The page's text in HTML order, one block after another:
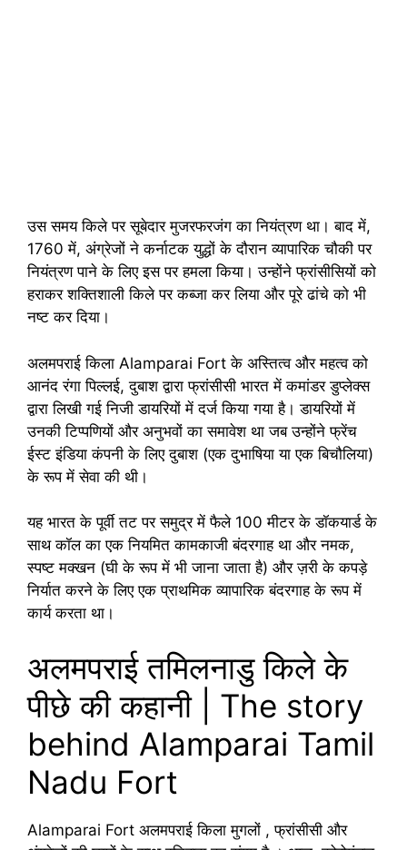
उस समय किले पर सूबेदार मुजरफरजंग का नियंत्रण था। बाद में,
1760 में, अंग्रेजों ने कर्नाटक युद्धों के दौरान व्यापारिक चौकी पर
नियंत्रण पाने के लिए इस पर हमला किया। उन्होंने फ्रांसीसियों को
हराकर शक्तिशाली किले पर कब्जा कर लिया और पूरे ढांचे को भी
नष्ट कर दिया।
अलमपराई किला Alamparai Fort के अस्तित्व और महत्व को
आनंद रंगा पिल्लई, दुबाश द्वारा फ्रांसीसी भारत में कमांडर डुप्लेक्स
द्वारा लिखी गई निजी डायरियों में दर्ज किया गया है। डायरियों में
उनकी टिप्पणियों और अनुभवों का समावेश था जब उन्होंने फ्रेंच
ईस्ट इंडिया कंपनी के लिए दुबाश (एक दुभाषिया या एक बिचौलिया)
के रूप में सेवा की थी।
यह भारत के पूर्वी तट पर समुद्र में फैले 100 मीटर के डॉकयार्ड के
साथ कॉल का एक नियमित कामकाजी बंदरगाह था और नमक,
स्पष्ट मक्खन (घी के रूप में भी जाना जाता है) और ज़री के कपड़े
निर्यात करने के लिए एक प्राथमिक व्यापारिक बंदरगाह के रूप में
कार्य करता था।
अलमपराई तमिलनाडु किले के
पीछे की कहानी | The story
behind Alamparai Tamil
Nadu Fort
Alamparai Fort अलमपराई किला मुगलों , फ्रांसीसी और